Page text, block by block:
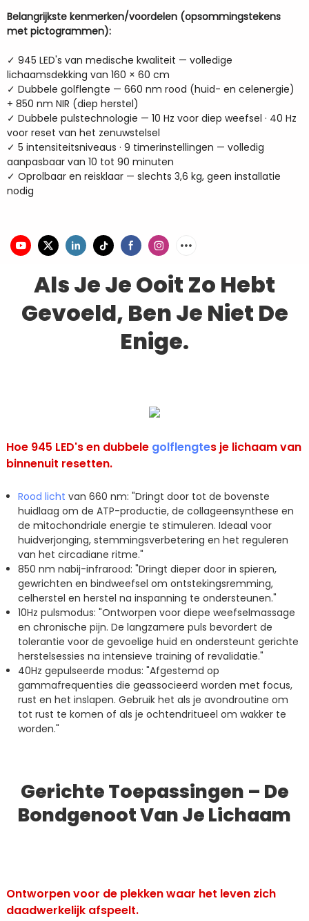
Belangrijkste kenmerken/voordelen (opsommingstekens
met pictogrammen):
✓ 945 LED's van medische kwaliteit — volledige
lichaamsdekking van 160 × 60 cm
✓ Dubbele golflengte — 660 nm rood (huid- en celenergie)
+ 850 nm NIR (diep herstel)
✓ Dubbele pulstechnologie — 10 Hz voor diep weefsel · 40 Hz
voor reset van het zenuwstelsel
✓ 5 intensiteitsniveaus · 9 timerinstellingen — volledig
aanpasbaar van 10 tot 90 minuten
✓ Oprolbaar en reisklaar — slechts 3,6 kg, geen installatie
nodig
Als Je Je Ooit Zo Hebt
Gevoeld, Ben Je Niet De
Enige.
Hoe 945 LED's en dubbele golflengtes je lichaam van
binnenuit resetten.
Rood licht van 660 nm: "Dringt door tot de bovenste
huidlaag om de ATP-productie, de collageensynthese en
de mitochondriale energie te stimuleren. Ideaal voor
huidverjonging, stemmingsverbetering en het reguleren
van het circadiane ritme."
850 nm nabij-infrarood: "Dringt dieper door in spieren,
gewrichten en bindweefsel om ontstekingsremming,
celherstel en herstel na inspanning te ondersteunen."
10Hz pulsmodus: "Ontworpen voor diepe weefselmassage
en chronische pijn. De langzamere puls bevordert de
tolerantie voor de gevoelige huid en ondersteunt gerichte
herstelsessies na intensieve training of revalidatie."
40Hz gepulseerde modus: "Afgestemd op
gammafrequenties die geassocieerd worden met focus,
rust en het inslapen. Gebruik het als je avondroutine om
tot rust te komen of als je ochtendritueel om wakker te
worden."
Gerichte Toepassingen – De
Bondgenoot Van Je Lichaam
Ontworpen voor de plekken waar het leven zich
daadwerkelijk afspeelt.